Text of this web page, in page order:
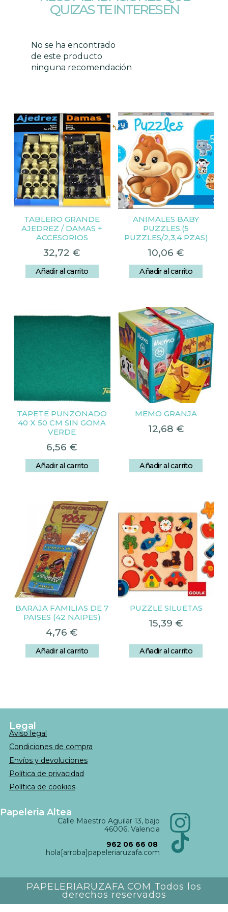
QUIZAS TE INTERESEN
No se ha encontrado
de este producto
ninguna recomendación
Productos relacionados
TABLERO GRANDE
AJEDREZ / DAMAS +
ACCESORIOS
32,72 €
Añadir al carrito
ANIMALES BABY
PUZZLES.(5
PUZZLES/2,3,4 PZAS)
10,06 €
Añadir al carrito
TAPETE PUNZONADO
40 X 50 CM SIN GOMA
VERDE
6,56 €
Añadir al carrito
MEMO GRANJA
12,68 €
Añadir al carrito
BARAJA FAMILIAS DE 7
PAISES (42 NAIPES)
4,76 €
Añadir al carrito
PUZZLE SILUETAS
15,39 €
Añadir al carrito
Legal
Aviso legal
Condiciones de compra
Envíos y devoluciones
Política de privacidad
Política de cookies
Papeleria Altea
Calle Maestro Aguilar 13, bajo
46006, Valencia
962 06 66 08
hola[arroba]papeleriaruzafa.com
PAPELERIARUZAFA.COM Todos los
derechos reservados